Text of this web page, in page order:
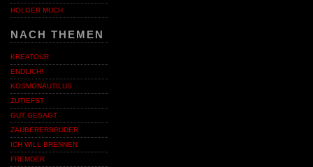
HOLGER MUCH
NACH THEMEN
KREATOUR
ENDLICH!
KOSMONAUTILUS
ZUTIEFST
GUT GESAGT
ZAUBERERBRUDER
ICH WILL BRENNEN
FREMDER